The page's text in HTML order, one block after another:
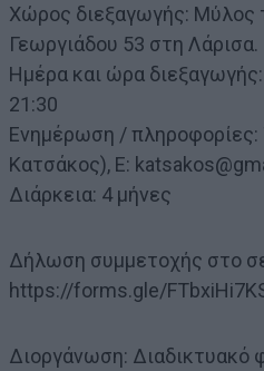
Χώρος διεξαγωγής: Μύλος
Γεωργιάδου 53 στη Λάρισα.
Ημέρα και ώρα
21:30
Ενημέρωση / πληροφορίες:
Κατσάκος), E:
Διάρκεια: 4 μήνες
Δήλωση συμμετοχής στο
https://forms.gle/
Διοργάνωση: Διαδικτυακό